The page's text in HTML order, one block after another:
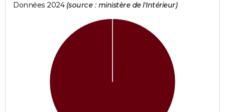
Données 2024 (source : ministère de l'Intérieur)